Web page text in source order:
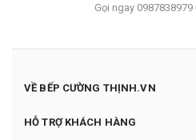
Gọi ngay
VỀ BẾP CƯỜNG THỊNH.VN
HỖ TRỢ KHÁCH HÀNG